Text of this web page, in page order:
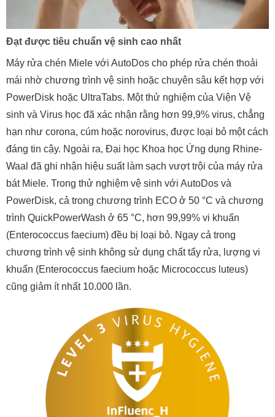
Đạt được tiêu chuẩn vệ sinh cao nhất
Máy rửa chén Miele với AutoDos cho phép rửa chén thoải
mái nhờ chương trình vệ sinh hoặc chuyên sâu kết hợp với
PowerDisk hoặc UltraTabs. Một thử nghiệm của Viện Vệ
sinh và Virus học đã xác nhận rằng hơn 99,9% virus, chẳng
hạn như corona, cúm hoặc norovirus, được loại bỏ một cách
đáng tin cậy. Ngoài ra, Đại học Khoa học Ứng dụng Rhine-
Waal đã ghi nhận hiệu suất làm sạch vượt trội của máy rửa
bát Miele. Trong thử nghiệm vệ sinh với AutoDos và
PowerDisk, cả trong chương trình ECO ở 50 °C và chương
trình QuickPowerWash ở 65 °C, hơn 99,99% vi khuẩn
(Enterococcus faecium) đều bị loại bỏ. Ngay cả trong
chương trình vệ sinh không sử dụng chất tẩy rửa, lượng vi
khuẩn (Enterococcus faecium hoặc Micrococcus luteus)
cũng giảm ít nhất 10.000 lần.